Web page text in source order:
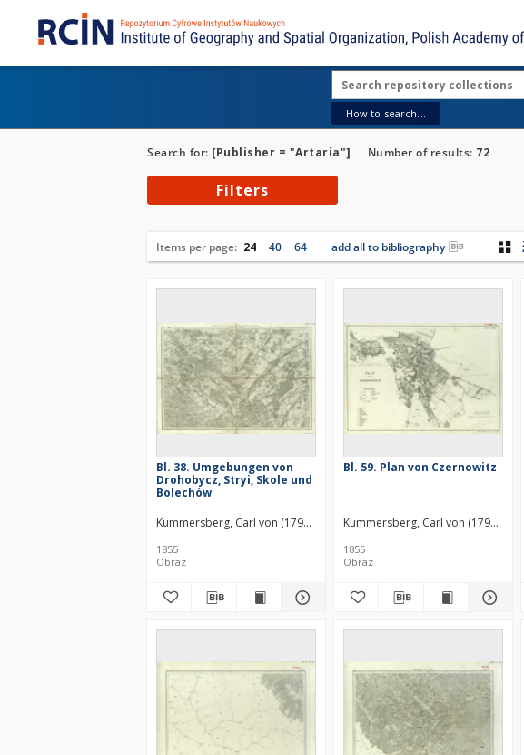
How to search...
Search for: [Publisher = "Artaria"] Number of results: 72
Filters
Items per page: 24 40 64 add all to bibliography
Bl. 38. Umgebungen von
Drohobycz, Stryi, Skole und
Bolechów
Kummersberg, Carl von (1797–1877)
1855
Obraz
Bl. 59. Plan von Czernowitz
Kummersberg, Carl von (1797–1877)
1855
Obraz